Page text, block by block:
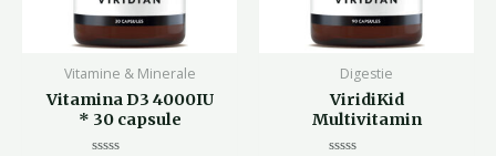
Vitamine & Minerale
Vitamina D3 4000IU
* 30 capsule
Digestie
ViridiKid
Multivitamin